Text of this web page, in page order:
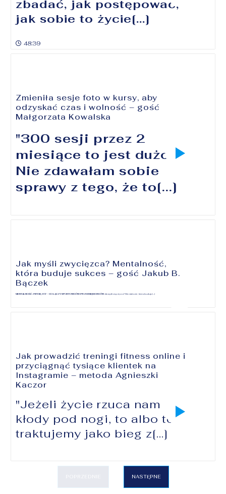
zbadać, jak postępować,
jak sobie to życie[...]
48:39
Zmieniła sesje foto w kursy, aby
odzyskać czas i wolność – gość
Małgorzata Kowalska
"300 sesji przez 2
miesiące to jest dużo.
Nie zdawałam sobie
sprawy z tego, że to[...]
Jak myśli zwycięzca? Mentalność,
która buduje sukces – gość Jakub B.
Bączek
MENTALNOŚĆ ZWYCIĘZCY – CO ŁĄCZY SPORTOWCÓW I PRZEDSIĘBIORCÓW Jak myśli zwycięzca? Mentalność, która buduje[...]
Jak prowadzić treningi fitness online i
przyciągnąć tysiące klientek na
Instagramie – metoda Agnieszki
Kaczor
"Jeżeli życie rzuca nam
kłody pod nogi, to albo to
traktujemy jako bieg z[...]
POPRZEDNIE NASTĘPNE